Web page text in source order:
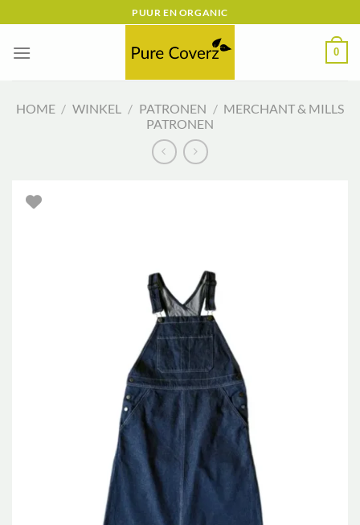
naar
inhoud
PUUR EN ORGANIC
0
HOME / WINKEL / PATRONEN / MERCHANT & MILLS
PATRONEN